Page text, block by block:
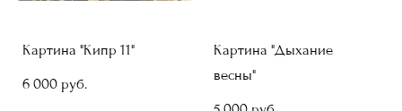
Картина "Кипр 11"
6 000 pуб.
Картина "Дыхание
весны"